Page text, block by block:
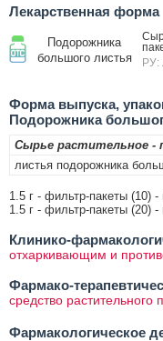
Лекарственная форма
Подорожника
большого листья
РУ:
Форма выпуска,
Подорожника
Сырье растительное -
листья подорожника
1.5 г - фильтр-пакеты (10) -
1.5 г - фильтр-пакеты (20) -
Клинико-
отхаркивающим и
Фармако-
средство растительного
Фармакологическое